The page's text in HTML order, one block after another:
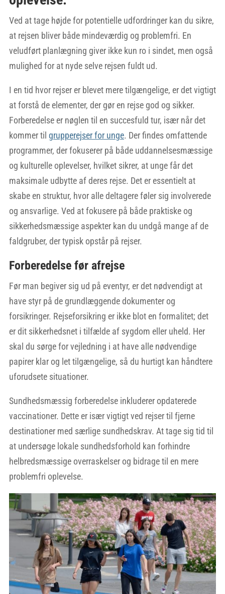
Ved at tage højde for potentielle udfordringer kan du sikre,
at rejsen bliver både mindeværdig og problemfri. En
veludført planlægning giver ikke kun ro i sindet, men også
mulighed for at nyde selve rejsen fuldt ud.
I en tid hvor rejser er blevet mere tilgængelige, er det vigtigt
at forstå de elementer, der gør en rejse god og sikker.
Forberedelse er nøglen til en succesfuld tur, især når det
kommer til grupperejser for unge. Der findes omfattende
programmer, der fokuserer på både uddannelsesmæssige
og kulturelle oplevelser, hvilket sikrer, at unge får det
maksimale udbytte af deres rejse. Det er essentielt at
skabe en struktur, hvor alle deltagere føler sig involverede
og ansvarlige. Ved at fokusere på både praktiske og
sikkerhedsmæssige aspekter kan du undgå mange af de
faldgruber, der typisk opstår på rejser.
Forberedelse før afrejse
Før man begiver sig ud på eventyr, er det nødvendigt at
have styr på de grundlæggende dokumenter og
forsikringer. Rejseforsikring er ikke blot en formalitet; det
er dit sikkerhedsnet i tilfælde af sygdom eller uheld. Her
skal du sørge for vejledning i at have alle nødvendige
papirer klar og let tilgængelige, så du hurtigt kan håndtere
uforudsete situationer.
Sundhedsmæssig forberedelse inkluderer opdaterede
vaccinationer. Dette er især vigtigt ved rejser til fjerne
destinationer med særlige sundhedskrav. At tage sig tid til
at undersøge lokale sundhedsforhold kan forhindre
helbredsmæssige overraskelser og bidrage til en mere
problemfri oplevelse.